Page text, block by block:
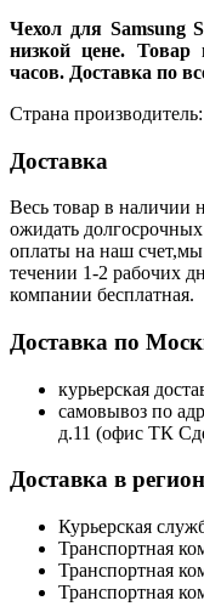
Чехол для Samsung
низкой цене.
часов. Доставка по
Страна
Доставка
Весь товар в наличии
ожидать
оплаты на наш
течении 1-2 рабочих
компании бесплатная.
Доставка по
курьерская
самовывоз по
д.11 (офис ТК
Доставка в
Курьерская
Транспортная
Транспортная
Транспортная